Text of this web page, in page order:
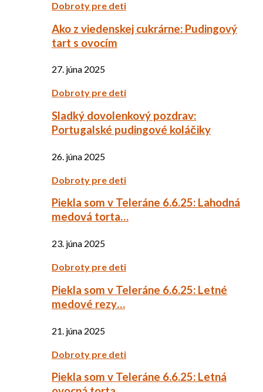
Dobroty pre deti
Ako z viedenskej cukrárne: Pudingový
tart s ovocím
27. júna 2025
Dobroty pre deti
Sladký dovolenkový pozdrav:
Portugalské pudingové koláčiky
26. júna 2025
Dobroty pre deti
Piekla som v Teleráne 6.6.25: Lahodná
medová torta…
23. júna 2025
Dobroty pre deti
Piekla som v Teleráne 6.6.25: Letné
medové rezy…
21. júna 2025
Dobroty pre deti
Piekla som v Teleráne 6.6.25: Letná